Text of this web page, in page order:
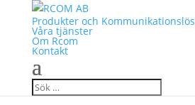
Produkter och
Våra tjänster
Om Rcom
Kontakt